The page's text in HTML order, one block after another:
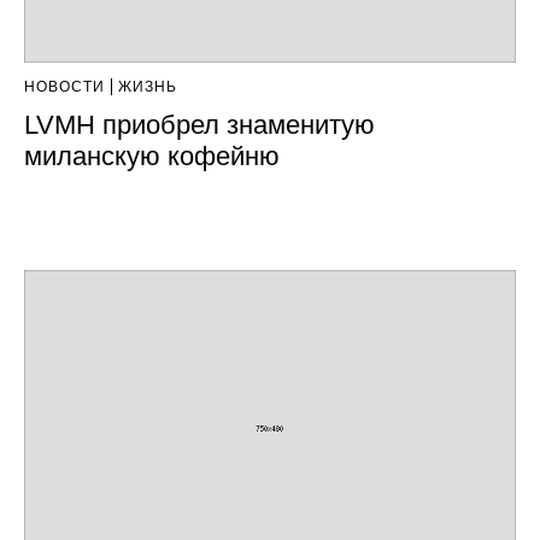
НОВОСТИ ЖИЗНЬ
LVMH приобрел знаменитую
миланскую кофейню